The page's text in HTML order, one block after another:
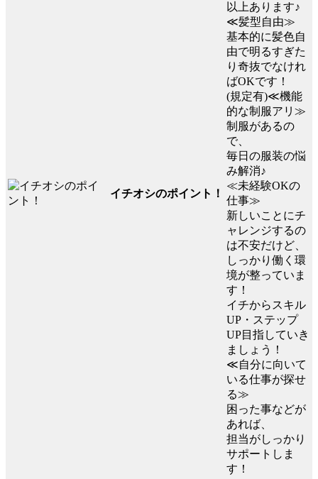
イチオシのポイント！
以上あります♪
≪髪型自由≫
基本的に髪色自
由で明るすぎた
り奇抜でなけれ
ばOKです！
(規定有)≪機能
的な制服アリ≫
制服があるの
で、
毎日の服装の悩
み解消♪
≪未経験OKの
仕事≫
新しいことにチ
ャレンジするの
は不安だけど、
しっかり働く環
境が整っていま
す！
イチからスキル
UP・ステップ
UP目指していき
ましょう！
≪自分に向いて
いる仕事が探せ
る≫
困った事などが
あれば、
担当がしっかり
サポートしま
す！